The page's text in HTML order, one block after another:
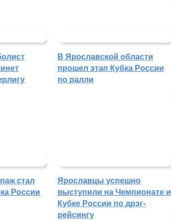
В Ярославской области
прошел этап Кубка России
по ралли
стал
России
Ярославцы успешно
выступили на Чемпионате и
Кубке России по дрэг-
рейсингу